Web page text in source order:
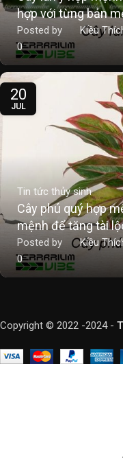
hợp với từng bản
Posted by
Kiều
0
20
JUL
Tin tức thủy sinh
Cây phú quý hợp
mệnh để tăng tài
Posted by
Kiều
0
Copyright © 2022 -2024 -